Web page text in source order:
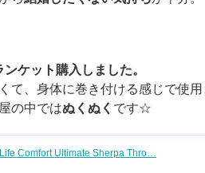
ケット購入しました。
て、身体に巻き付ける感じで使用
の中ではぬくぬく です☆
Life Comfort Ultimate Sherpa Thro…